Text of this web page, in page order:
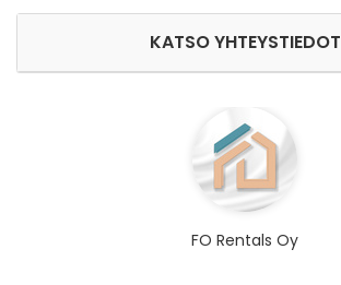
KATSO YHTEYSTIEDOT
FO Rentals Oy